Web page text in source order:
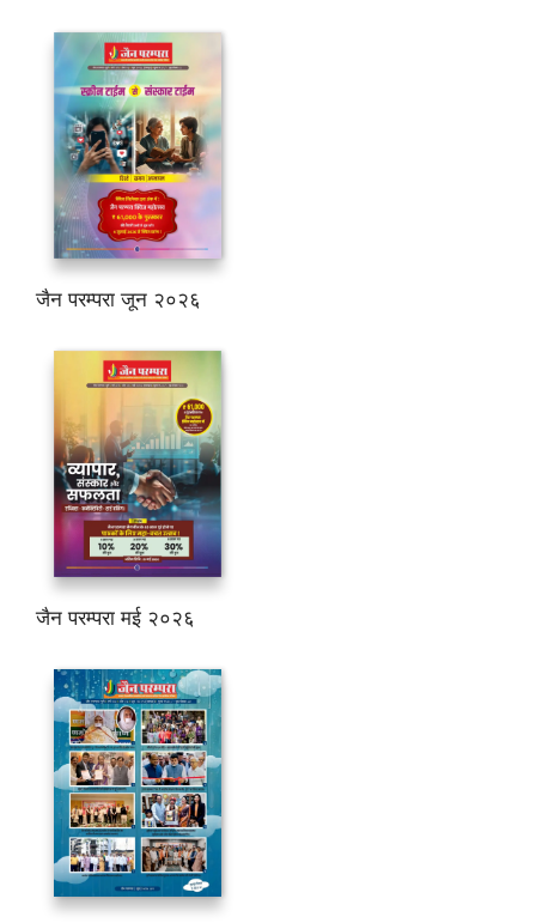
जैन परम्परा जून २०२६
जैन परम्परा मई २०२६